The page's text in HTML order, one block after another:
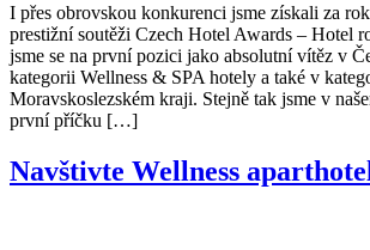
I přes obrovskou konkurenci jsme získali za
prestižní soutěži Czech Hotel Awards – Hotel
jsme se na první pozici jako absolutní vítěz v
kategorii Wellness & SPA hotely a také v
Moravskoslezském kraji. Stejně tak jsme v
první příčku […]
Navštivte Wellness